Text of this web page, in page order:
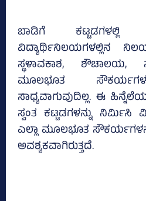
ಬಾಡಿಗೆ ಕಟ್ಟಡಗಳಲ್ಲಿ
ವಿದ್ಯಾರ್ಥಿನಿಲಯಗಳಲ್ಲಿನ
ಸ್ಥಳಾವಕಾಶ, ಶೌಚಾಲಯ,
ಮೂಲಭೂತ
ಸಾಧ್ಯವಾಗುವುದಿಲ್ಲ. ಈ
ಸ್ವಂತ ಕಟ್ಟಡಗಳನ್ನು ನಿರ್ಮಿಸಿ
ಎಲ್ಲಾ ಮೂಲಭೂತ
ಅವಶ್ಯಕವಾಗಿರುತ್ತದೆ.